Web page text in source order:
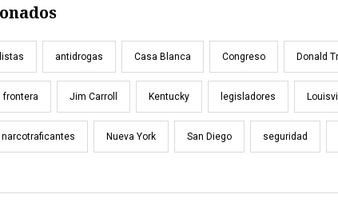
antidrogas Casa Blanca Congreso Donald
frontera Jim Carroll Kentucky legisladores
narcotraficantes Nueva York San Diego seguridad